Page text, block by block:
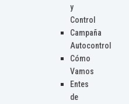
y
Control
Campaña
Autocontrol
Cómo
Vamos
Entes
de